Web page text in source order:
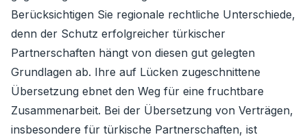
Berücksichtigen Sie regionale rechtliche Unterschiede,
denn der Schutz erfolgreicher türkischer
Partnerschaften hängt von diesen gut gelegten
Grundlagen ab. Ihre auf Lücken zugeschnittene
Übersetzung ebnet den Weg für eine fruchtbare
Zusammenarbeit. Bei der Übersetzung von Verträgen,
insbesondere für türkische Partnerschaften, ist